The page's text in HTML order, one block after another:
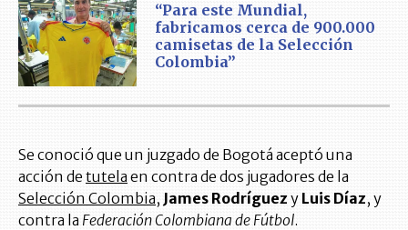
“Para este Mundial,
fabricamos cerca de 900.000
camisetas de la Selección
Colombia”
Se conoció que un juzgado de Bogotá aceptó una
acción de tutelaen contra de dos jugadores de la
Selección Colombia, James Rodríguezy Luis Díaz, y
contra la Federación Colombiana de Fútbol.